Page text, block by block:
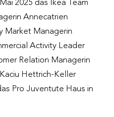
2025 das Ikea Team
Annecatrien
Market Managerin
Activity Leader
Relation Managerin
Hettrich-Keller
Pro Juventute Haus in